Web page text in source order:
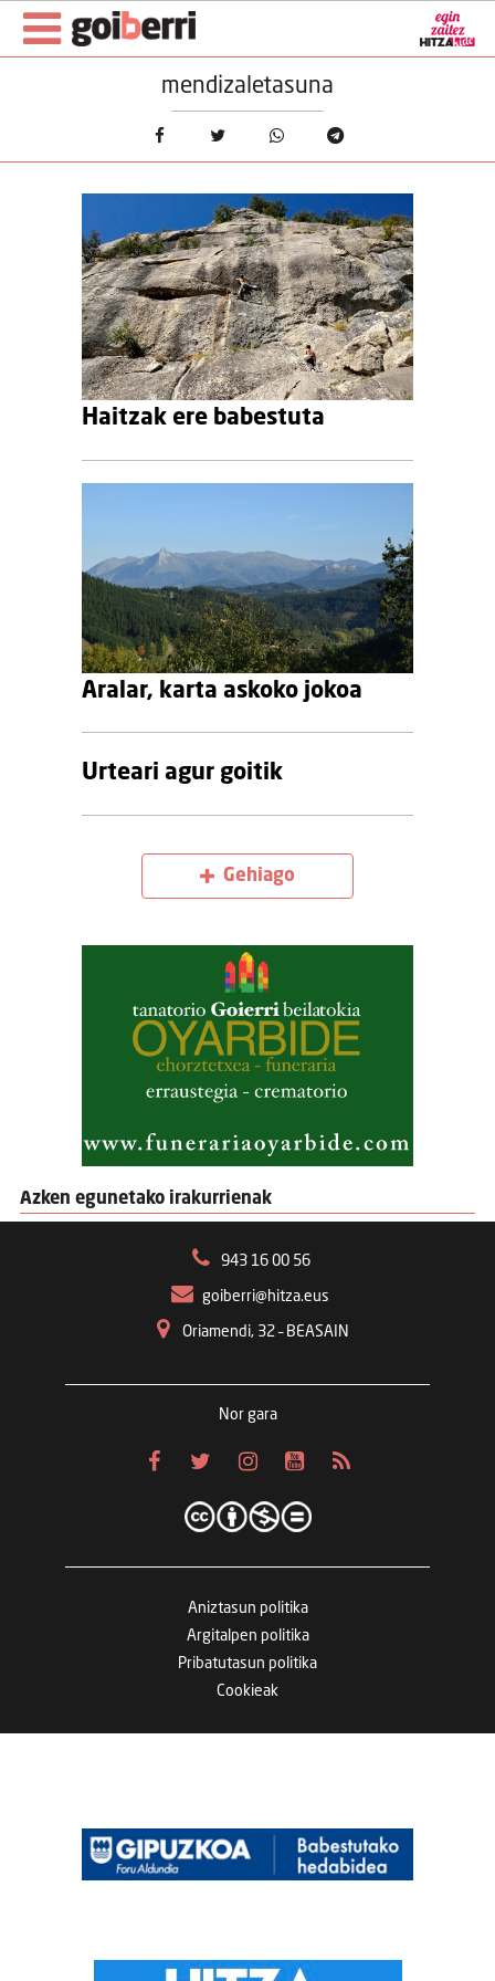
mendizaletasuna
Haitzak ere babestuta
Aralar, karta askoko jokoa
Urteari agur goitik
Gehiago
Azken egunetako irakurrienak
943 16 00 56
goiberri@hitza.eus
Oriamendi, 32 – BEASAIN
Nor gara
Aniztasun politika
Argitalpen politika
Pribatutasun politika
Cookieak